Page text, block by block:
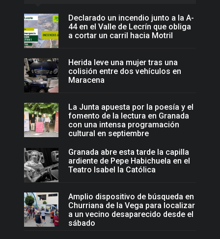
Declarado un incendio junto a la A-
44 en el Valle de Lecrín que obliga
a cortar un carril hacia Motril
Herida leve una mujer tras una
colisión entre dos vehículos en
Maracena
La Junta apuesta por la poesía y el
fomento de la lectura en Granada
con una intensa programación
cultural en septiembre
Granada abre esta tarde la capilla
ardiente de Pepe Habichuela en el
Teatro Isabel la Católica
Amplio dispositivo de búsqueda en
Churriana de la Vega para localizar
a un vecino desaparecido desde el
sábado